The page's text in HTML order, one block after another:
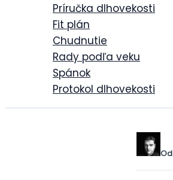
Príručka dlhovekosti
Fit plán
Chudnutie
Rady podľa veku
Spánok
Protokol dlhovekosti
Od